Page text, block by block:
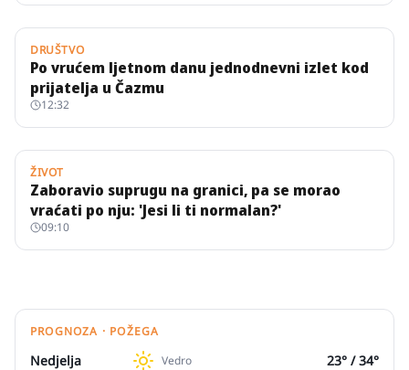
DRUŠTVO
Po vrućem ljetnom danu jednodnevni izlet kod
prijatelja u Čazmu
12:32
ŽIVOT
Zaboravio suprugu na granici, pa se morao
vraćati po nju: 'Jesi li ti normalan?'
09:10
PROGNOZA · POŽEGA
Nedjelja Vedro 23° /34°